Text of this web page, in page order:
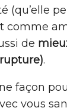
(qu’elle
comme
de
.
façon
vous